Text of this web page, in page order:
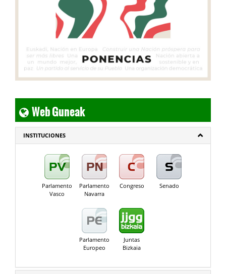
Web Guneak
INSTITUCIONES
Parlamento
Vasco
Parlamento
Navarra
Congreso Senado
Parlamento
Europeo
Juntas
Bizkaia